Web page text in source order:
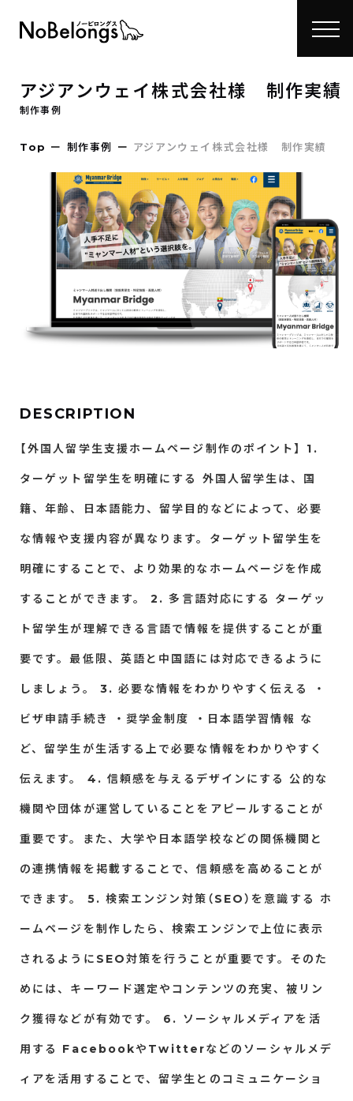
アジアンウェイ株式会社様 制作実績
制作事例
Top ー 制作事例 ー アジアンウェイ株式会社様 制作実績
DESCRIPTION
【外国人留学生支援ホームページ制作のポイント】 1.
ターゲット留学生を明確にする 外国人留学生は、国
籍、年齢、日本語能力、留学目的などによって、必要
な情報や支援内容が異なります。ターゲット留学生を
明確にすることで、より効果的なホームページを作成
することができます。 2. 多言語対応にする ターゲッ
ト留学生が理解できる言語で情報を提供することが重
要です。最低限、英語と中国語には対応できるように
しましょう。 3. 必要な情報をわかりやすく伝える ・
ビザ申請手続き ・奨学金制度 ・日本語学習情報 な
ど、留学生が生活する上で必要な情報をわかりやすく
伝えます。 4. 信頼感を与えるデザインにする 公的な
機関や団体が運営していることをアピールすることが
重要です。また、大学や日本語学校などの関係機関と
の連携情報を掲載することで、信頼感を高めることが
できます。 5. 検索エンジン対策（SEO）を意識する ホ
ームページを制作したら、検索エンジンで上位に表示
されるようにSEO対策を行うことが重要です。そのた
めには、キーワード選定やコンテンツの充実、被リン
ク獲得などが有効です。 6. ソーシャルメディアを活
用する FacebookやTwitterなどのソーシャルメデ
ィアを活用することで、留学生とのコミュニケーショ